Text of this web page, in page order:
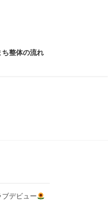
ち整体の流れ
デビュー